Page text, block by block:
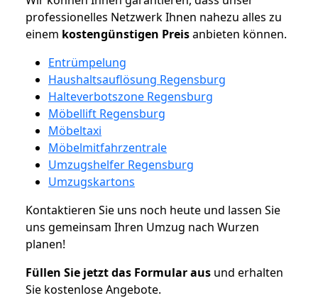
professionelles Netzwerk Ihnen nahezu alles zu
einem kostengünstigen Preisanbieten können.
Entrümpelung
Haushaltsauflösung Regensburg
Halteverbotszone Regensburg
Möbellift Regensburg
Möbeltaxi
Möbelmitfahrzentrale
Umzugshelfer Regensburg
Umzugskartons
Kontaktieren Sie uns noch heute und lassen Sie
uns gemeinsam Ihren Umzug nach Wurzen
planen!
Füllen Sie jetzt das Formular aus und erhalten
Sie kostenlose Angebote.